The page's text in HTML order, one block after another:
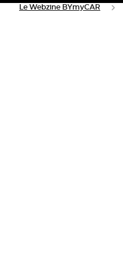
Le Webzine BYmyCAR